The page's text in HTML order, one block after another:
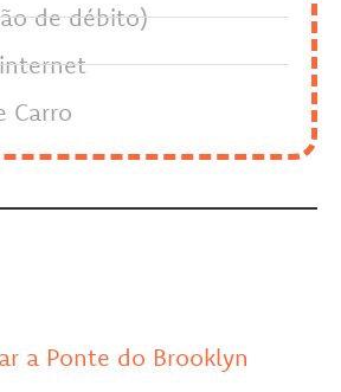
de débito)
Carro
a Ponte do Brooklyn